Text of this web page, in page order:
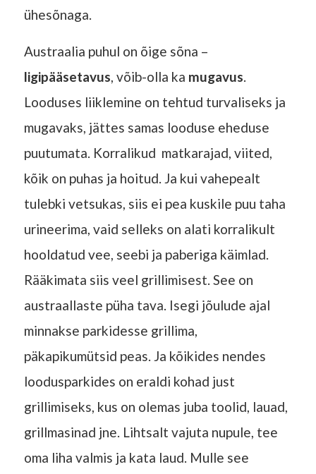
ühesõnaga.
Austraalia puhul on õige sõna –
ligipääsetavus, võib-olla ka mugavus.
Looduses liiklemine on tehtud turvaliseks ja
mugavaks, jättes samas looduse eheduse
puutumata. Korralikud matkarajad, viited,
kõik on puhas ja hoitud. Ja kui vahepealt
tulebki vetsukas, siis ei pea kuskile puu taha
urineerima, vaid selleks on alati korralikult
hooldatud vee, seebi ja paberiga käimlad.
Rääkimata siis veel grillimisest. See on
austraallaste püha tava. Isegi jõulude ajal
minnakse parkidesse grillima,
päkapikumütsid peas. Ja kõikides nendes
loodusparkides on eraldi kohad just
grillimiseks, kus on olemas juba toolid, lauad,
grillmasinad jne. Lihtsalt vajuta nupule, tee
oma liha valmis ja kata laud. Mulle see